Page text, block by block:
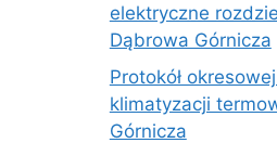
elektryczne
Dąbrowa Górnicza
Protokół
klimatyzacji
Górnicza